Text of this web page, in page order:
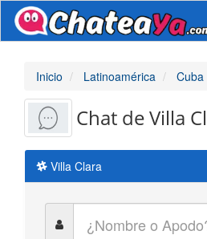
Inicio Latinoamérica Cuba
Chat de Villa
Villa Clara